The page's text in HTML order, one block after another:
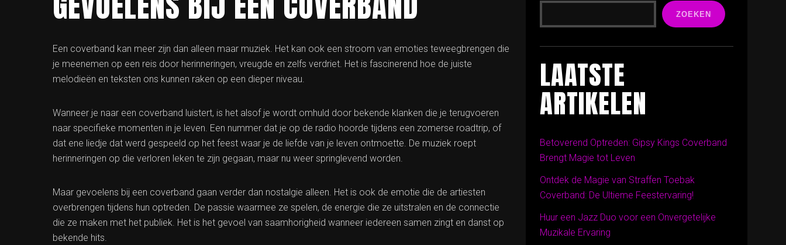
Een coverband kan meer zijn dan alleen maar muziek. Het kan ook een stroom van emoties teweegbrengen die
je meenemen op een reis door herinneringen, vreugde en zelfs verdriet. Het is fascinerend hoe de juiste
melodieën en teksten ons kunnen raken op een dieper niveau.
Wanneer je naar een coverband luistert, is het alsof je wordt omhuld door bekende klanken die je terugvoeren
naar specifieke momenten in je leven. Een nummer dat je op de radio hoorde tijdens een zomerse roadtrip, of
dat ene liedje dat werd gespeeld op het feest waar je de liefde van je leven ontmoette. De muziek roept
herinneringen op die verloren leken te zijn gegaan, maar nu weer springlevend worden.
Maar gevoelens bij een coverband gaan verder dan nostalgie alleen. Het is ook de emotie die de artiesten
overbrengen tijdens hun optreden. De passie waarmee ze spelen, de energie die ze uitstralen en de connectie
die ze maken met het publiek. Het is het gevoel van saamhorigheid wanneer iedereen samen zingt en danst op
bekende hits.
ZOEKEN
LAATSTE
ARTIKELEN
Betoverend Optreden: Gipsy Kings Coverband
Brengt Magie tot Leven
Ontdek de Magie van Straffen Toebak
Coverband: De Ultieme Feestervaring!
Huur een Jazz Duo voor een Onvergetelijke
Muzikale Ervaring